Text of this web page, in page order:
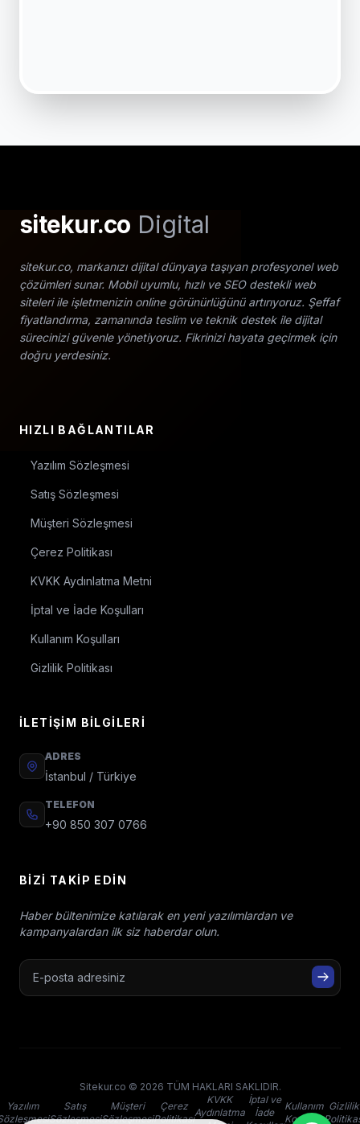
sitekur.co Digital
sitekur.co, markanızı dijital dünyaya taşıyan profesyonel web
çözümleri sunar. Mobil uyumlu, hızlı ve SEO destekli web
siteleri ile işletmenizin online görünürlüğünü artırıyoruz. Şeffaf
fiyatlandırma, zamanında teslim ve teknik destek ile dijital
sürecinizi güvenle yönetiyoruz. Fikrinizi hayata geçirmek için
doğru yerdesiniz.
HIZLI BAĞLANTILAR
Yazılım Sözleşmesi
Satış Sözleşmesi
Müşteri Sözleşmesi
Çerez Politikası
KVKK Aydınlatma Metni
İptal ve İade Koşulları
Kullanım Koşulları
Gizlilik Politikası
İLETIŞIM BILGILERI
ADRES
İstanbul / Türkiye
TELEFON
+90 850 307 0766
BIZI TAKIP EDIN
Haber bültenimize katılarak en yeni yazılımlardan ve
kampanyalardan ilk siz haberdar olun.
Sitekur.co © 2026 TÜM HAKLARI SAKLIDIR.
Yazılım
Satış
Sözleşmesi
Müşteri
Sözleşmesi
Çerez
Politikası
KVKK
Aydınlatma
İptal ve
İade
Kullanım
Koşulları
Gizlilik